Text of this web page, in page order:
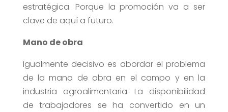
estratégica. Porque la promoción va a ser
clave de aquí a futuro.
Mano de obra
Igualmente decisivo es abordar el problema
de la mano de obra en el campo y en la
industria agroalimentaria. La disponibilidad
de trabajadores se ha convertido en un